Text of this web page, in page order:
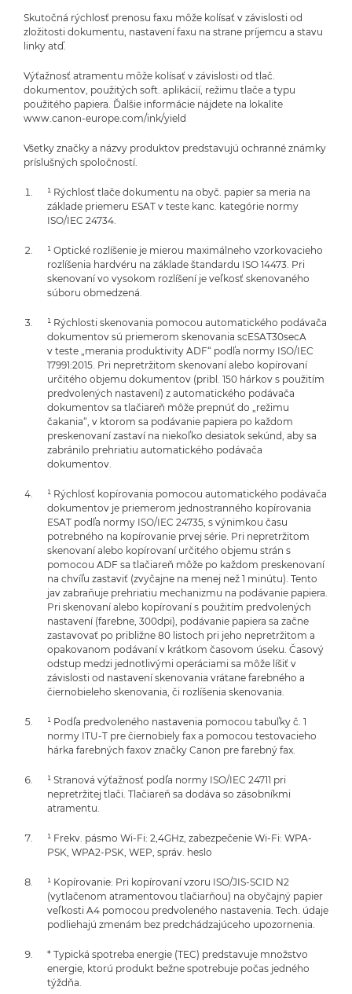
Skutočná rýchlosť prenosu faxu môže kolísať v závislosti od
zložitosti dokumentu, nastavení faxu na strane príjemcu a stavu
linky atď.
Výťažnosť atramentu môže kolísať v závislosti od tlač.
dokumentov, použitých soft. aplikácií, režimu tlače a typu
použitého papiera. Ďalšie informácie nájdete na lokalite
www.canon-europe.com/ink/yield
Všetky značky a názvy produktov predstavujú ochranné známky
príslušných spoločností.
¹ Rýchlosť tlače dokumentu na obyč. papier sa meria na
základe priemeru ESAT v teste kanc. kategórie normy
ISO/IEC 24734.
¹ Optické rozlíšenie je mierou maximálneho vzorkovacieho
rozlíšenia hardvéru na základe štandardu ISO 14473. Pri
skenovaní vo vysokom rozlíšení je veľkosť skenovaného
súboru obmedzená.
¹ Rýchlosti skenovania pomocou automatického podávača
dokumentov sú priemerom skenovania scESAT30secA
v teste „merania produktivity ADF“ podľa normy ISO/IEC
17991:2015. Pri nepretržitom skenovaní alebo kopírovaní
určitého objemu dokumentov (pribl. 150 hárkov s použitím
predvolených nastavení) z automatického podávača
dokumentov sa tlačiareň môže prepnúť do „režimu
čakania“, v ktorom sa podávanie papiera po každom
preskenovaní zastaví na niekoľko desiatok sekúnd, aby sa
zabránilo prehriatiu automatického podávača
dokumentov.
¹ Rýchlosť kopírovania pomocou automatického podávača
dokumentov je priemerom jednostranného kopírovania
ESAT podľa normy ISO/IEC 24735, s výnimkou času
potrebného na kopírovanie prvej série. Pri nepretržitom
skenovaní alebo kopírovaní určitého objemu strán s
pomocou ADF sa tlačiareň môže po každom preskenovaní
na chvíľu zastaviť (zvyčajne na menej než 1 minútu). Tento
jav zabraňuje prehriatiu mechanizmu na podávanie papiera.
Pri skenovaní alebo kopírovaní s použitím predvolených
nastavení (farebne, 300dpi), podávanie papiera sa začne
zastavovať po približne 80 listoch pri jeho nepretržitom a
opakovanom podávaní v krátkom časovom úseku. Časový
odstup medzi jednotlivými operáciami sa môže líšiť v
závislosti od nastavení skenovania vrátane farebného a
čiernobieleho skenovania, či rozlíšenia skenovania.
¹ Podľa predvoleného nastavenia pomocou tabuľky č. 1
normy ITU-T pre čiernobiely fax a pomocou testovacieho
hárka farebných faxov značky Canon pre farebný fax.
¹ Stranová výťažnosť podľa normy ISO/IEC 24711 pri
nepretržitej tlači. Tlačiareň sa dodáva so zásobníkmi
atramentu.
¹ Frekv. pásmo Wi-Fi: 2,4GHz, zabezpečenie Wi-Fi: WPA-
PSK, WPA2-PSK, WEP, správ. heslo
¹ Kopírovanie: Pri kopírovaní vzoru ISO/JIS-SCID N2
(vytlačenom atramentovou tlačiarňou) na obyčajný papier
veľkosti A4 pomocou predvoleného nastavenia. Tech. údaje
podliehajú zmenám bez predchádzajúceho upozornenia.
* Typická spotreba energie (TEC) predstavuje množstvo
energie, ktorú produkt bežne spotrebuje počas jedného
týždňa.